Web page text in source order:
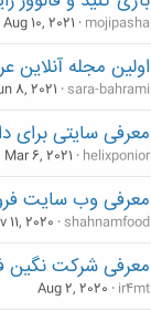
mojipasha
Aug 10, 2021
اولین مجله آنلاین
sara-bahrami
8, 2021
معرفی سایتی برای
helixponior
Mar 6, 2021
معرفی وب سایت
shahnamfood
11, 2020
معرفی شرکت نگین
ir4mt
Aug 2, 2020